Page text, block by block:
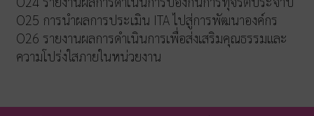
O25 การนำผลการประเมิน ITA ไปสู่การพัฒนาองค์กร
O26 รายงานผลการดำเนินการเพื่อส่งเสริมคุณธรรมและ
ความโปร่งใสภายในหน่วยงาน